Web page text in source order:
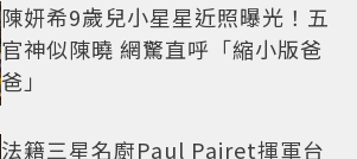
陳妍希9歲兒小星星近照曝光！五
官神似陳曉 網驚直呼「縮小版爸
爸」
法籍三星名廚Paul Pairet揮軍台